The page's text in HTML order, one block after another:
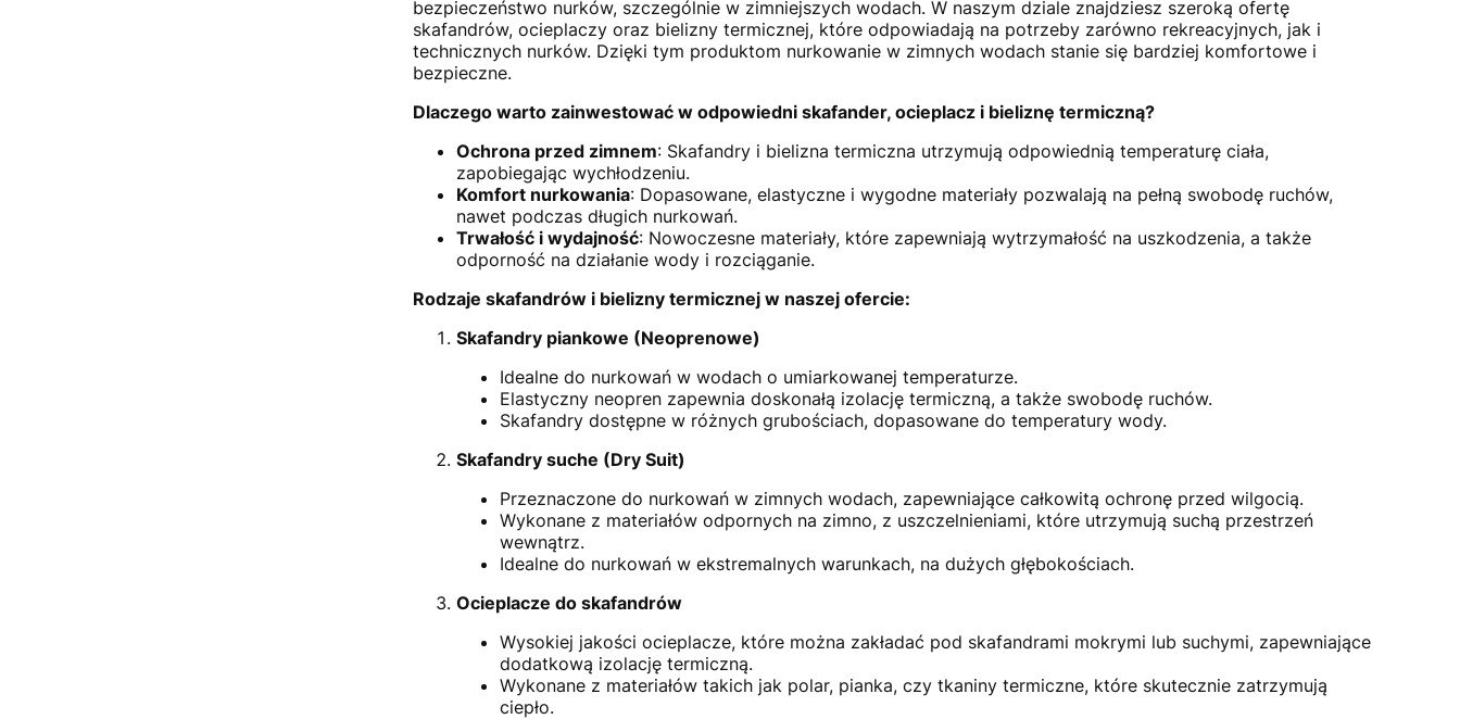
bezpieczeństwo nurków, szczególnie w zimniejszych wodach. W naszym dziale znajdziesz szeroką ofertę
skafandrów, ocieplaczy oraz bielizny termicznej, które odpowiadają na potrzeby zarówno rekreacyjnych, jak i
technicznych nurków. Dzięki tym produktom nurkowanie w zimnych wodach stanie się bardziej komfortowe i
bezpieczne.
Dlaczego warto zainwestować w odpowiedni skafander, ocieplacz i bieliznę termiczną?
Ochrona przed zimnem: Skafandry i bielizna termiczna utrzymują odpowiednią temperaturę ciała,
zapobiegając wychłodzeniu.
Komfort nurkowania: Dopasowane, elastyczne i wygodne materiały pozwalają na pełną swobodę ruchów,
nawet podczas długich nurkowań.
Trwałość i wydajność: Nowoczesne materiały, które zapewniają wytrzymałość na uszkodzenia, a także
odporność na działanie wody i rozciąganie.
Rodzaje skafandrów i bielizny termicznej w naszej ofercie:
Skafandry piankowe (Neoprenowe)
Idealne do nurkowań w wodach o umiarkowanej temperaturze.
Elastyczny neopren zapewnia doskonałą izolację termiczną, a także swobodę ruchów.
Skafandry dostępne w różnych grubościach, dopasowane do temperatury wody.
Skafandry suche (Dry Suit)
Przeznaczone do nurkowań w zimnych wodach, zapewniające całkowitą ochronę przed wilgocią.
Wykonane z materiałów odpornych na zimno, z uszczelnieniami, które utrzymują suchą przestrzeń
wewnątrz.
Idealne do nurkowań w ekstremalnych warunkach, na dużych głębokościach.
Ocieplacze do skafandrów
Wysokiej jakości ocieplacze, które można zakładać pod skafandrami mokrymi lub suchymi, zapewniające
dodatkową izolację termiczną.
Wykonane z materiałów takich jak polar, pianka, czy tkaniny termiczne, które skutecznie zatrzymują
ciepło.